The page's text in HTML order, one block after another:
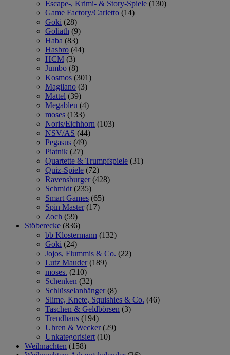
Escape-, Krimi- & Story-Spiele (130)
Game Factory/Carletto (14)
Goki (28)
Goliath (9)
Haba (83)
Hasbro (44)
HCM (3)
Jumbo (8)
Kosmos (301)
Magilano (3)
Mattel (39)
Megableu (4)
moses (133)
Noris/Eichhorn (103)
NSV/AS (44)
Pegasus (49)
Piatnik (27)
Quartette & Trumpfspiele (31)
Quiz-Spiele (72)
Ravensburger (428)
Schmidt (235)
Smart Games (65)
Spin Master (17)
Zoch (59)
Stöberecke (836)
bb Klostermann (132)
Goki (24)
Jojos, Flummis & Co. (22)
Lutz Mauder (189)
moses. (210)
Schenken (32)
Schlüsselanhänger (8)
Slime, Knete, Squishies & Co. (46)
Taschen & Geldbörsen (3)
Trendhaus (194)
Uhren & Wecker (29)
Unkategorisiert (10)
Weihnachten (158)